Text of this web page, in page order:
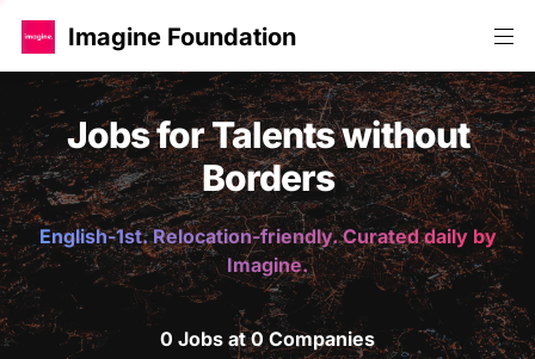
Imagine Foundation
Jobs for Talents without
Borders
English-1st. Relocation-friendly. Curated daily by
Imagine.
0 Jobs at 0 Companies